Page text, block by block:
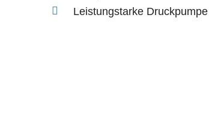
Leistungstarke Druckpumpe